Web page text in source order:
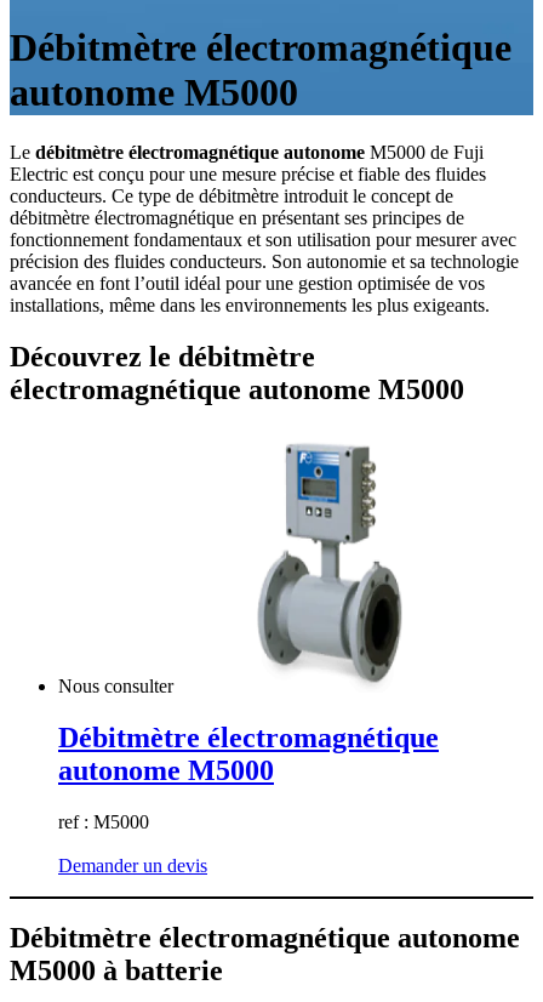
Débitmètre électromagnétique
autonome M5000
Le débitmètre électromagnétique autonome M5000 de Fuji
Electric est conçu pour une mesure précise et fiable des fluides
conducteurs. Ce type de débitmètre introduit le concept de
débitmètre électromagnétique en présentant ses principes de
fonctionnement fondamentaux et son utilisation pour mesurer avec
précision des fluides conducteurs. Son autonomie et sa technologie
avancée en font l’outil idéal pour une gestion optimisée de vos
installations, même dans les environnements les plus exigeants.
Découvrez le débitmètre
électromagnétique autonome M5000
Nous consulter
Débitmètre électromagnétique
autonome M5000
ref : M5000
Demander un devis
Débitmètre électromagnétique autonome
M5000 à batterie